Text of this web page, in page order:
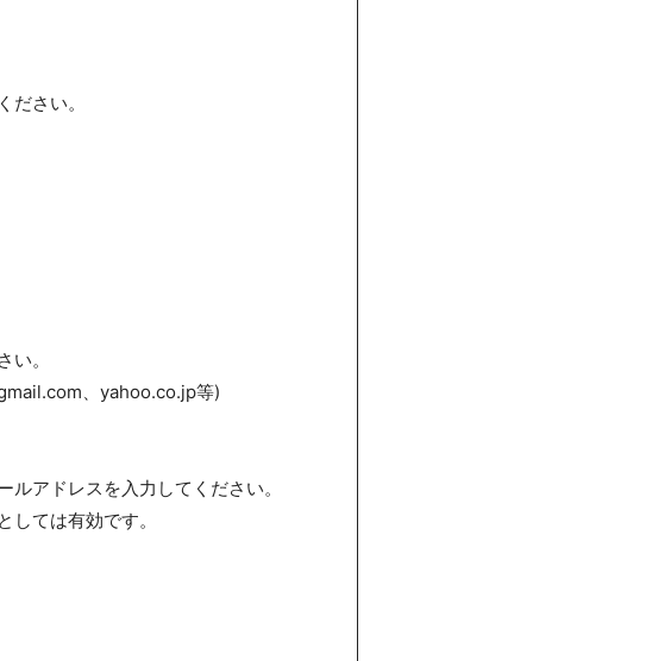
さい。
。
、yahoo.co.jp等)
アドレスを入力してください。
ては有効です。